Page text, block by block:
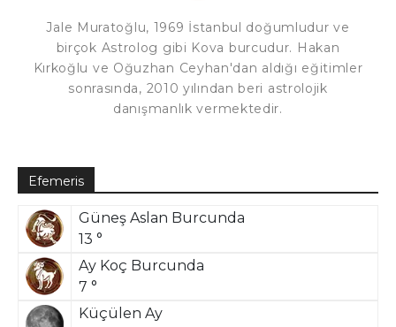
Jale Muratoğlu, 1969 İstanbul doğumludur ve
birçok Astrolog gibi Kova burcudur. Hakan
Kırkoğlu ve Oğuzhan Ceyhan'dan aldığı eğitimler
sonrasında, 2010 yılından beri astrolojik
danışmanlık vermektedir.
Efemeris
Güneş Aslan Burcunda
13 °
Ay Koç Burcunda
7 °
Küçülen Ay